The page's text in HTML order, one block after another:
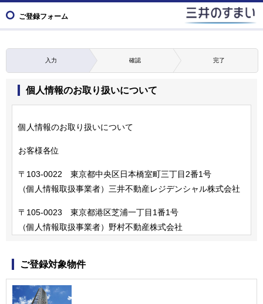
ご登録フォーム
入力 確認 完了
個人情報のお取り扱いについて
個人情報のお取り扱いについて
お客様各位
〒103-0022 東京都中央区日本橋室町三丁目2番1号
（個人情報取扱事業者）三井不動産レジデンシャル株式会社
〒105-0023 東京都港区芝浦一丁目1番1号
（個人情報取扱事業者）野村不動産株式会社
（個人情報取扱事業者）大成建設株式会社
ご登録対象物件